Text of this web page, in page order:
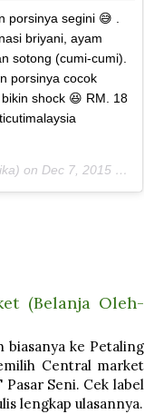
porsinya segini 😅 .
briyani, ayam
sotong (cumi-cumi).
porsinya cocok
shock 😆 RM. 18
on Dec 7, 2015 at 5:40am PST
(Belanja Oleh-
biasanya ke Petaling
Central market
Seni. Cek label
lengkap ulasannya.